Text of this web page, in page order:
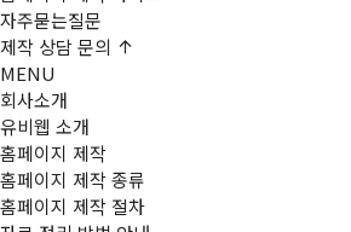
자주묻는질문
제작 상담 문의
MENU
회사소개
유비웹 소개
홈페이지 제작
홈페이지 제작 종류
홈페이지 제작 절차